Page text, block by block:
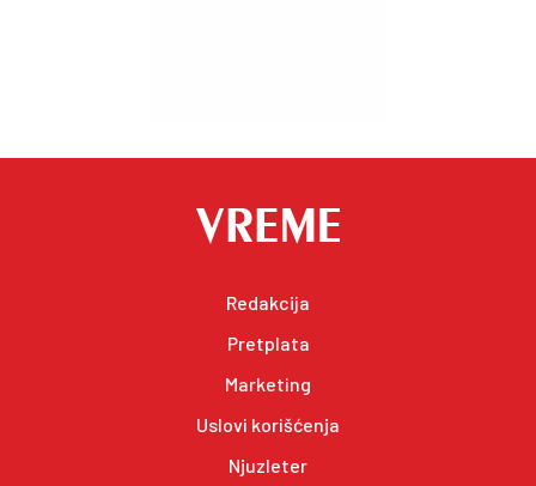
Redakcija
Pretplata
Marketing
Uslovi korišćenja
Njuzleter